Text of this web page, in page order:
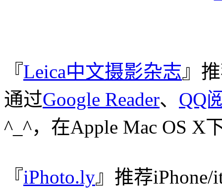
『Leica中文摄影杂志』
通过Google Reader、 QQ
^_^，在Apple Mac OS X
『iPhoto.ly』推荐iPhone/